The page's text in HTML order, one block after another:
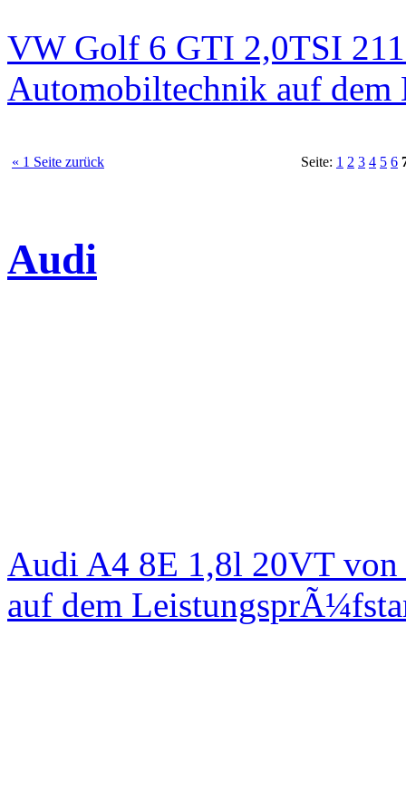
VW Golf 6 GTI 2,0TSI
Automobiltechnik auf
« 1 Seite zurück Seite: 1 2 3 4 5 6
Audi
Audi A4 8E 1,8l 20VT
auf dem